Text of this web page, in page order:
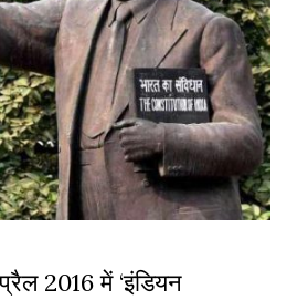
2016 में ‘इंडियन